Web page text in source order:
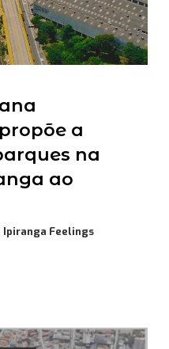
a
na
ao
Ipiranga Feelings